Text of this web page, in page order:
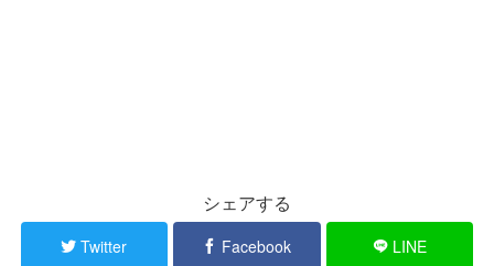
シェアする
Twitter Facebook LINE